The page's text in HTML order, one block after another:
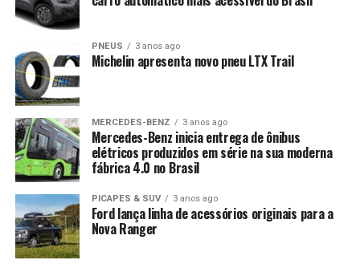
PNEUS 3 anos ago
Michelin apresenta novo pneu LTX Trail
MERCEDES-BENZ 3 anos ago
Mercedes-Benz inicia entrega de ônibus
elétricos produzidos em série na sua moderna
fábrica 4.0 no Brasil
PICAPES & SUV 3 anos ago
Ford lança linha de acessórios originais para a
Nova Ranger